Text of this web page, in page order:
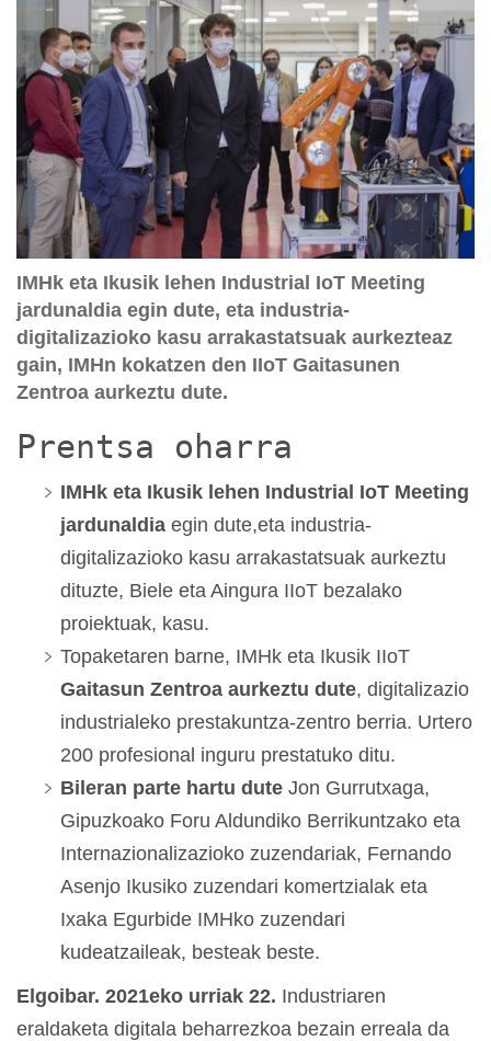
IMHk eta Ikusik lehen Industrial IoT Meeting
jardunaldia egin dute, eta industria-
digitalizazioko kasu arrakastatsuak aurkezteaz
gain, IMHn kokatzen den IIoT Gaitasunen
Zentroa aurkeztu dute.
Prentsa oharra
IMHk eta Ikusik lehen Industrial IoT Meeting
jardunaldia egin dute,eta industria-
digitalizazioko kasu arrakastatsuak aurkeztu
dituzte, Biele eta Aingura IIoT bezalako
proiektuak, kasu.
Topaketaren barne, IMHk eta Ikusik IIoT
Gaitasun Zentroa aurkeztu dute, digitalizazio
industrialeko prestakuntza-zentro berria. Urtero
200 profesional inguru prestatuko ditu.
Bileran parte hartu dute Jon Gurrutxaga,
Gipuzkoako Foru Aldundiko Berrikuntzako eta
Internazionalizazioko zuzendariak, Fernando
Asenjo Ikusiko zuzendari komertzialak eta
Ixaka Egurbide IMHko zuzendari
kudeatzaileak, besteak beste.
Elgoibar. 2021eko urriak 22. Industriaren
eraldaketa digitala beharrezkoa bezain erreala da